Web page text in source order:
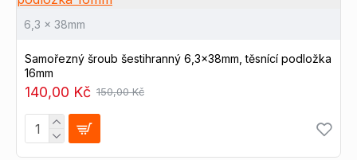
6,3 x 38mm
Samořezný šroub šestihranný 6,3x38mm, těsnící podložka
16mm
140,00 Kč 150,00 Kč